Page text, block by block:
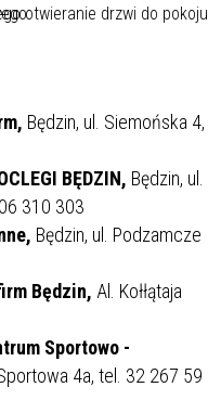
Będzin, ul. Siemońska 4,
BĘDZIN, Będzin, ul.
310 303
Będzin, ul. Podzamcze
Będzin, Al. Kołłątaja
Sportowo -
4a, tel. 32 267 59